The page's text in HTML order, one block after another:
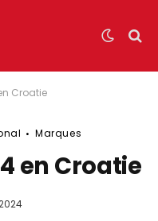
Croatie
Marques
en Croatie